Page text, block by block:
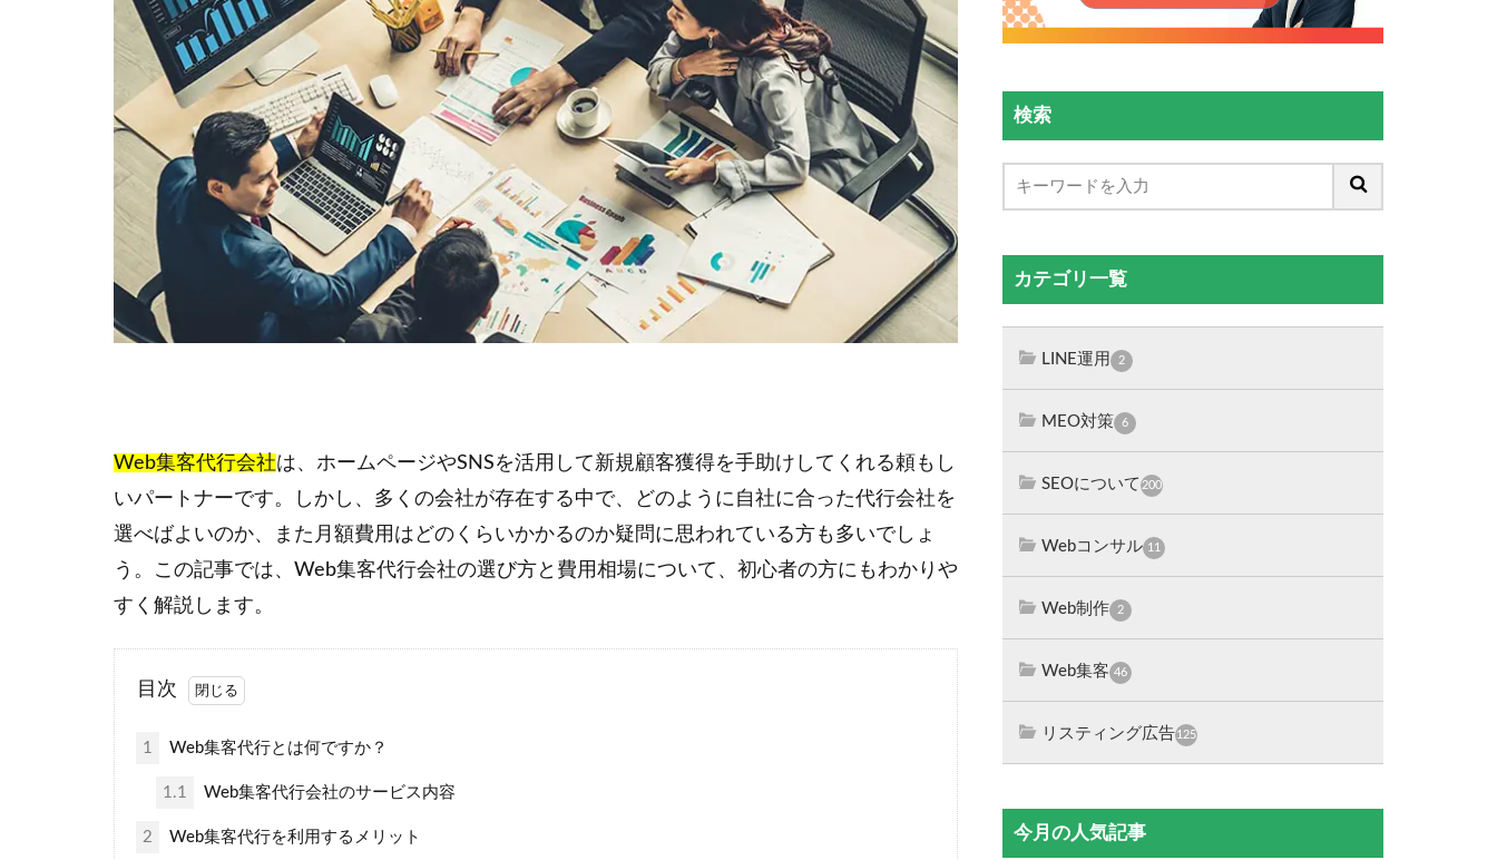
Web集客代行会社は、ホームページやSNSを活用して新規顧客獲得を手助けしてくれる頼もし
いパートナーです。しかし、多くの会社が存在する中で、どのように自社に合った代行会社を
選べばよいのか、また月額費用はどのくらいかかるのか疑問に思われている方も多いでしょ
う。この記事では、Web集客代行会社の選び方と費用相場について、初心者の方にもわかりや
すく解説します。
目次
1 Web集客代行とは何ですか？
1.1 Web集客代行会社のサービス内容
2 Web集客代行を利用するメリット
検索
カテゴリ一覧
LINE運用 2
MEO対策 6
SEOについて 200
Webコンサル 11
Web制作 2
Web集客 46
リスティング広告125
今月の人気記事